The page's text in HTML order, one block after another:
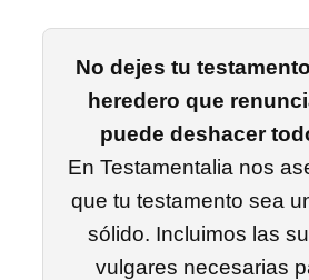
No dejes tu
heredero que
puede deshacer
En Testamentalia nos
que tu testamento sea
sólido. Incluimos las
vulgares necesarias